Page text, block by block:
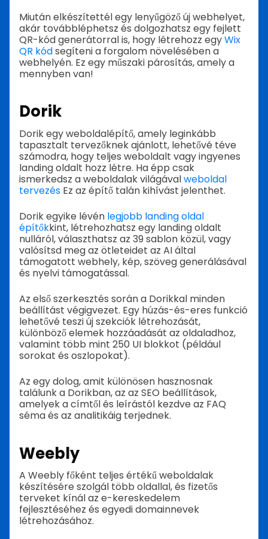
Miután elkészítettél egy lenyűgöző új webhelyet,
akár továbbléphetsz és dolgozhatsz egy fejlett
QR-kód generátorral is, hogy létrehozz egyWix
QR kódsegíteni a forgalom növelésében a
webhelyén. Ez egy műszaki párosítás, amely a
mennyben van!
Dorik
Dorik egy weboldalépítő, amely leginkább
tapasztalt tervezőknek ajánlott, lehetővé téve
számodra, hogy teljes weboldalt vagy ingyenes
landing oldalt hozz létre. Ha épp csak
ismerkedsz a weboldalak világávalweboldal
tervezés Ez az építő talán kihívást jelenthet.
Dorik egyike lévén legjobb landing oldal
építőkkint, létrehozhatsz egy landing oldalt
nulláról, választhatsz az 39 sablon közül, vagy
valósítsd meg az ötleteidet az AI által
támogatott webhely, kép, szöveg generálásával
és nyelvi támogatással.
Az első szerkesztés során a Dorikkal minden
beállítást végigvezet. Egy húzás-és-eres funkció
lehetővé teszi új szekciók létrehozását,
különböző elemek hozzáadását az oldaladhoz,
valamint több mint 250 UI blokkot (például
sorokat és oszlopokat).
Az egy dolog, amit különösen hasznosnak
találunk a Dorikban, az az SEO beállítások,
amelyek a címtől és leírástól kezdve az FAQ
séma és az analitikáig terjednek.
Weebly
A Weebly főként teljes értékű weboldalak
készítésére szolgál több oldallal, és fizetős
terveket kínál az e-kereskedelem
fejlesztéséhez és egyedi domainnevek
létrehozásához.